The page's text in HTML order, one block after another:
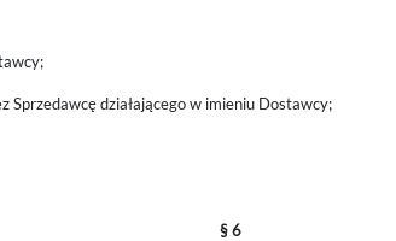
działającego w imieniu Dostawcy;
§ 6